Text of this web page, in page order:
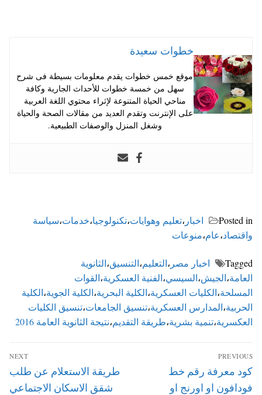
خطوات سعيدة
موقع خمس خطوات يقدم معلومات بسيطة فى شرح
سهل من خمسة خطوات للأحداث الجارية وكافة
مناحي الحياة المتنوعة لإثراء محتوي اللغة العربية
على الإنترنت وتقدم العديد من مقالات الصحة والحياة
وشغل المنزل والوصفات الطبيعية.
Posted in اخبار ،تعليم وهوايات،تكنولوجيا،خدمات،سياسة
واقتصاد،عام،منوعات
Tagged اخبار مصر ،التعليم،التنسيق،الثانوية
العامة،الجيش،السيسي،الفنية العسكرية،القوات
المسلحة،الكليات العسكرية،الكلية البحرية،الكلية الجوية،الكلية
الحربية،المدارس العسكرية،تنسيق الجامعات،تنسيق الكليات
العكسرية،تنمية بشرية،طريقة التقديم،نتيجة الثانوية العامة 2016
تصفّح
المقالات
PREVIOUS
Previous
post:
كود معرفة رقم خط
فودافون او اورنج او
NEXT
Next
post:
طريقة الاستعلام عن طلب
شقق الاسكان الاجتماعي